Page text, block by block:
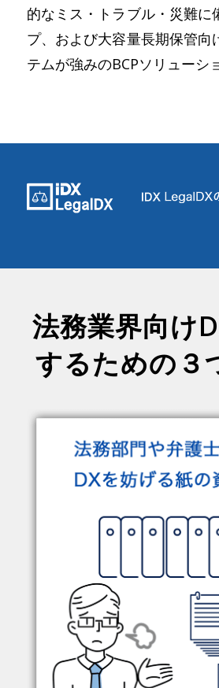
的なミス・トラブル・災難に
プ、および大容量長期保管向
テムが強みのBCPソリューシ
法務業界向け
するための３